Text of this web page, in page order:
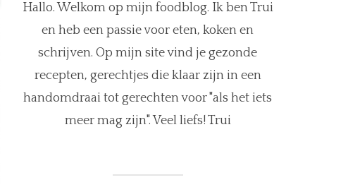
Hallo. Welkom op mijn foodblog. Ik ben Trui
en heb een passie voor eten, koken en
schrijven. Op mijn site vind je gezonde
recepten, gerechtjes die klaar zijn in een
handomdraai tot gerechten voor "als het iets
meer mag zijn". Veel liefs! Trui